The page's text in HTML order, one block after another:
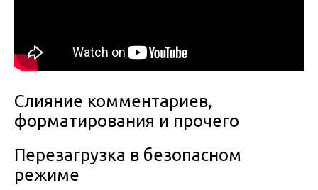
Слияние комментариев,
форматирования и прочего
Перезагрузка в безопасном
режиме